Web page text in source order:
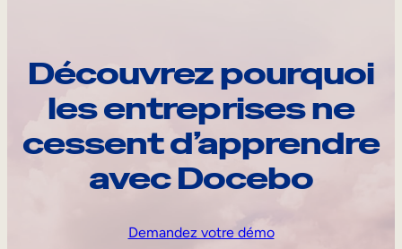
Découvrez pourquoi
les entreprises ne
cessent d’apprendre
avec Docebo
Demandez votre démo